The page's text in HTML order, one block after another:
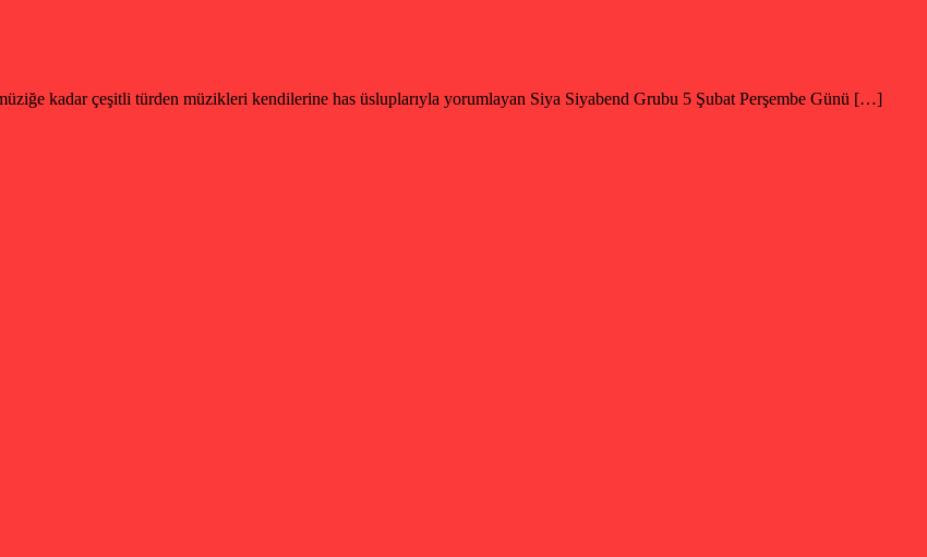
kadar çeşitli türden müzikleri kendilerine has üsluplarıyla yorumlayan Siya Siyabend Grubu 5 Şubat Perşembe Günü […]